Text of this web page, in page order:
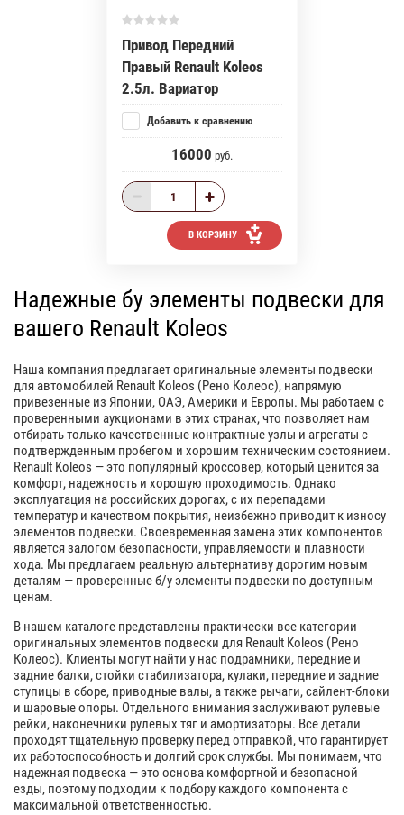
Привод Передний
Правый Renault Koleos
2.5л. Вариатор
Добавить к сравнению
16000 руб.
В КОРЗИНУ
Надежные бу элементы подвески для
вашего Renault Koleos
Наша компания предлагает оригинальные элементы подвески
для автомобилей Renault Koleos (Рено Колеос), напрямую
привезенные из Японии, ОАЭ, Америки и Европы. Мы работаем с
проверенными аукционами в этих странах, что позволяет нам
отбирать только качественные контрактные узлы и агрегаты с
подтвержденным пробегом и хорошим техническим состоянием.
Renault Koleos — это популярный кроссовер, который ценится за
комфорт, надежность и хорошую проходимость. Однако
эксплуатация на российских дорогах, с их перепадами
температур и качеством покрытия, неизбежно приводит к износу
элементов подвески. Своевременная замена этих компонентов
является залогом безопасности, управляемости и плавности
хода. Мы предлагаем реальную альтернативу дорогим новым
деталям — проверенные б/у элементы подвески по доступным
ценам.
В нашем каталоге представлены практически все категории
оригинальных элементов подвески для Renault Koleos (Рено
Колеос). Клиенты могут найти у нас подрамники, передние и
задние балки, стойки стабилизатора, кулаки, передние и задние
ступицы в сборе, приводные валы, а также рычаги, сайлент-блоки
и шаровые опоры. Отдельного внимания заслуживают рулевые
рейки, наконечники рулевых тяг и амортизаторы. Все детали
проходят тщательную проверку перед отправкой, что гарантирует
их работоспособность и долгий срок службы. Мы понимаем, что
надежная подвеска — это основа комфортной и безопасной
езды, поэтому подходим к подбору каждого компонента с
максимальной ответственностью.